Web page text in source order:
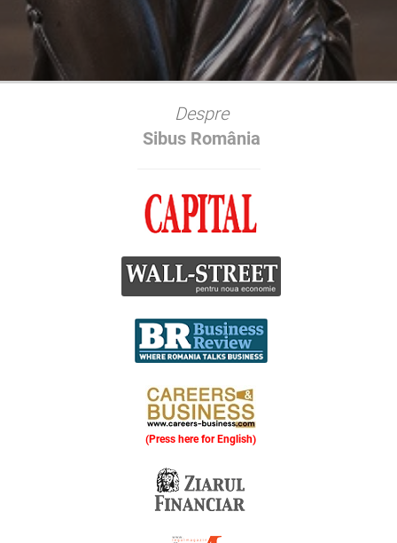
Despre
Sibus România
(Press here for English)